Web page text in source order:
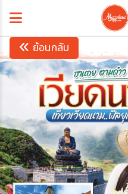
ย้อนกลับ